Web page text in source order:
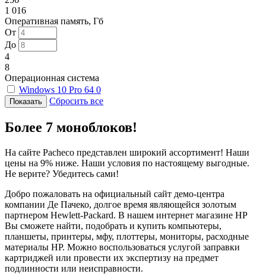
1 016
Оперативная память, Гб
От
До
4
8
Операционная система
Windows 10 Pro 64 0
Сбросить все
Более 7 моноблоков!
На сайте Pacheco представлен широкий ассортимент! Наши
цены на 9% ниже. Наши условия по настоящему выгодные.
Не верите? Убедитесь сами!
Добро пожаловать на официальный сайт демо-центра
компании Де Пачеко, долгое время являющейся золотым
партнером Hewlett-Packard. В нашем интернет магазине HP
Вы сможете найти, подобрать и купить компьютеры,
планшеты, принтеры, мфу, плоттеры, мониторы, расходные
материалы HP. Можно воспользоваться услугой заправки
картриджей или провести их экспертизу на предмет
подлинности или неисправности.